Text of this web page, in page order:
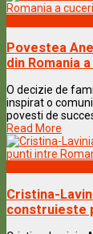
Povestea
din Romania
O decizie de
inspirat o
povesti de
Read More
Cristina-
construieste